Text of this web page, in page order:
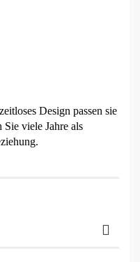
Design passen sie
viele Jahre als